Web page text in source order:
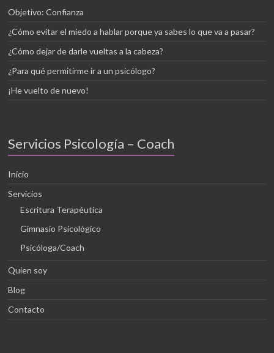
Objetivo: Confianza
¿Cómo evitar el miedo a hablar porque ya sabes lo que va a pasar?
¿Cómo dejar de darle vueltas a la cabeza?
¿Para qué permitirme ir a un psicólogo?
¡He vuelto de nuevo!
Servicios Psicología – Coach
Inicio
Servicios
Escritura Terapéutica
Gimnasio Psicológico
Psicóloga/Coach
Quien soy
Blog
Contacto